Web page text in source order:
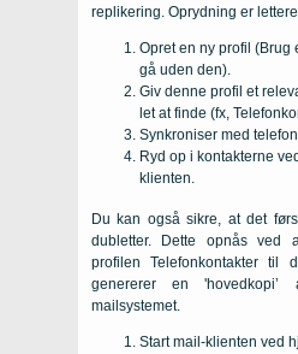
replikering. Oprydning er
Opret en ny profil (Brug
gå uden den).
Giv denne profil et
let at finde (fx,
Synkroniser med
Ryd op i kontakterne
klienten.
Du kan også sikre, at det
dubletter. Dette opnås ved
profilen Telefonkontakter til
genererer en
mailsystemet.
Start mail-klienten ved